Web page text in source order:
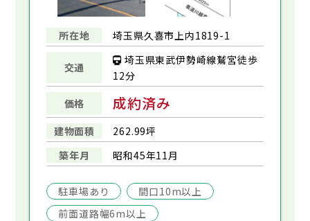
所在地 埼玉県久喜市上内1819-1
交通
埼玉県東武伊勢崎線鷲宮徒歩
12分
価格
成約済み
建物面積
262.99坪
築年月
昭和45年11月
駐車場あり
間口10m以上
前面道路幅6m以上